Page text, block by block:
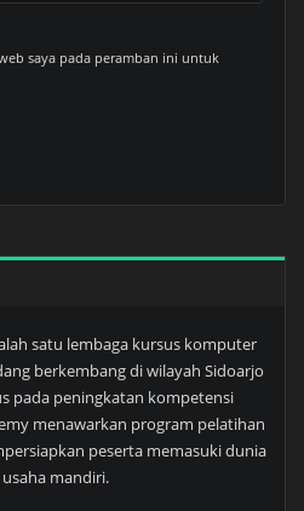
saya pada peramban ini untuk
satu lembaga kursus komputer
berkembang di wilayah Sidoarjo
pada peningkatan kompetensi
menawarkan program pelatihan
peserta memasuki dunia
mandiri.